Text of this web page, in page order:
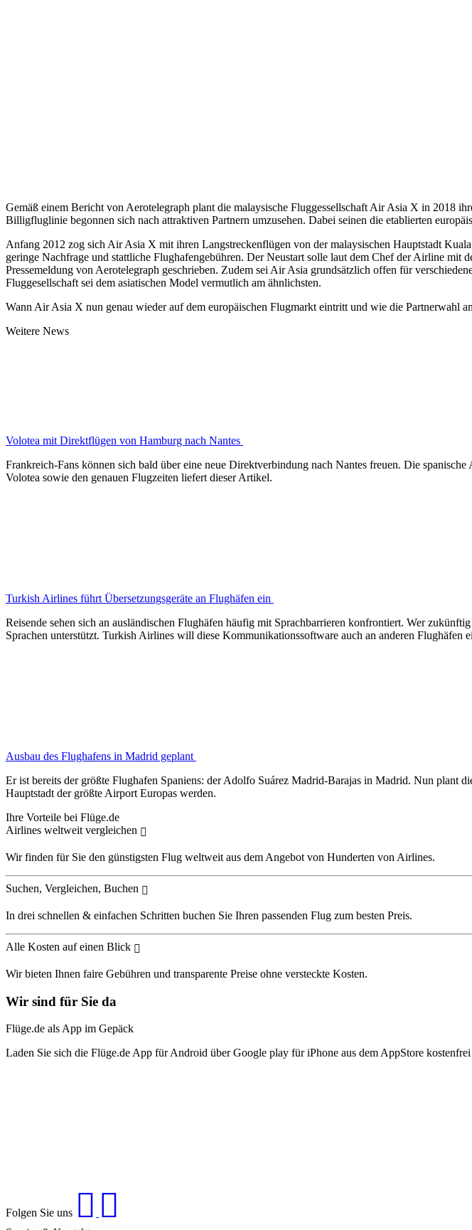
Gemäß einem Bericht von Aerotelegraph plant die malaysische Fluggessellschaft Air Asia X in 2018
Billigfluglinie begonnen sich nach attraktiven Partnern umzusehen. Dabei seinen die etablierten
Anfang 2012 zog sich Air Asia X mit ihren Langstreckenflügen von der malaysischen Hauptstadt
geringe Nachfrage und stattliche Flughafengebühren. Der Neustart solle laut dem Chef der Airline
Pressemeldung von Aerotelegraph geschrieben. Zudem sei Air Asia grundsätzlich offen für
Fluggesellschaft sei dem asiatischen Model vermutlich am ähnlichsten.
Wann Air Asia X nun genau wieder auf dem europäischen Flugmarkt eintritt und wie die Partnerwahl
Weitere News
Volotea mit Direktflügen von Hamburg nach Nantes
Frankreich-Fans können sich bald über eine neue Direktverbindung nach Nantes freuen. Die
Volotea sowie den genauen Flugzeiten liefert dieser Artikel.
Turkish Airlines führt Übersetzungsgeräte an Flughäfen ein
Reisende sehen sich an ausländischen Flughäfen häufig mit Sprachbarrieren konfrontiert. Wer
Sprachen unterstützt. Turkish Airlines will diese Kommunikationssoftware auch an anderen Flughäfen
Ausbau des Flughafens in Madrid geplant
Er ist bereits der größte Flughafen Spaniens: der Adolfo Suárez Madrid-Barajas in Madrid. Nun plant
Hauptstadt der größte Airport Europas werden.
Ihre Vorteile bei Flüge.de
Airlines weltweit vergleichen
Wir finden für Sie den günstigsten Flug weltweit aus dem Angebot von Hunderten von Airlines.
Suchen, Vergleichen, Buchen
In drei schnellen & einfachen Schritten buchen Sie Ihren passenden Flug zum besten Preis.
Alle Kosten auf einen Blick
Wir bieten Ihnen faire Gebühren und transparente Preise ohne versteckte Kosten.
Wir sind für Sie da
Flüge.de als App im Gepäck
Laden Sie sich die Flüge.de App für Android über Google play für iPhone aus dem AppStore
Folgen Sie uns